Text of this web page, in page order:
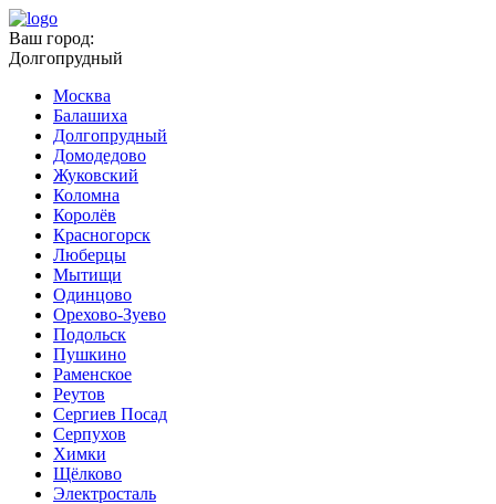
Ваш город:
Долгопрудный
Москва
Балашиха
Долгопрудный
Домодедово
Жуковский
Коломна
Королёв
Красногорск
Люберцы
Мытищи
Одинцово
Орехово-Зуево
Подольск
Пушкино
Раменское
Реутов
Сергиев Посад
Серпухов
Химки
Щёлково
Электросталь